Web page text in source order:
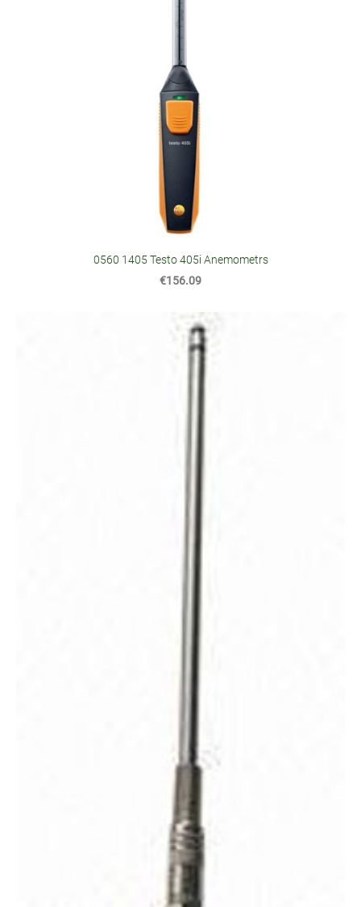
0560 1405 Testo 405i Anemometrs
€156.09